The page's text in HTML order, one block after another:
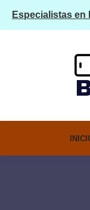
Especialistas en